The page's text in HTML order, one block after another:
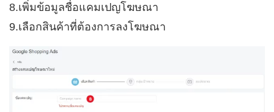
8.เพิ่มข้อมูลชื่อแคมเปญโฆษณา
9.เลือกสินค้าที่ต้องการลงโฆษณา